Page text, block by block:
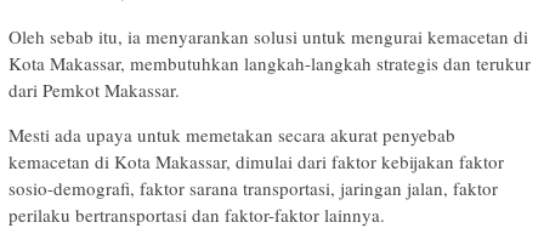
Oleh sebab itu, ia menyarankan solusi untuk mengurai kemacetan di
Kota Makassar, membutuhkan langkah-langkah strategis dan terukur
dari Pemkot Makassar.
Mesti ada upaya untuk memetakan secara akurat penyebab
kemacetan di Kota Makassar, dimulai dari faktor kebijakan faktor
sosio-demografi, faktor sarana transportasi, jaringan jalan, faktor
perilaku bertransportasi dan faktor-faktor lainnya.